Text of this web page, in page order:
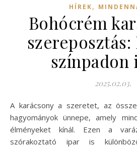
HÍREK,
Bohócrém
szereposztás:
színpadon
2025.02.03.
A karácsony a szeretet, az összetartozás és a családi
hagyományok ünnepe, amely
élményeket kínál. Ezen a
szórakoztató ipar is